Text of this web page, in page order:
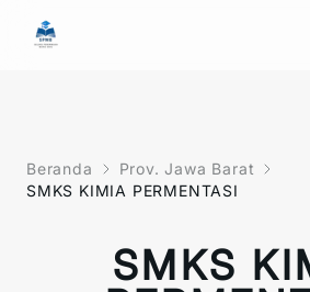
Beranda
Prov. Jawa Barat
SMKS KIMIA PERMENTASI
SMKS